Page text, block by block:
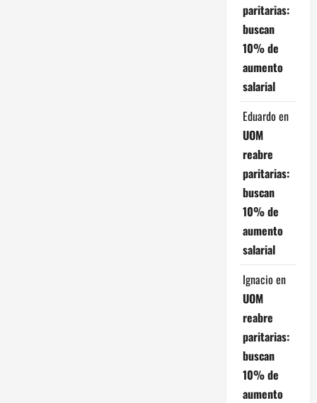
paritarias:
buscan
10% de
aumento
salarial
Eduardo en
UOM
reabre
paritarias:
buscan
10% de
aumento
salarial
Ignacio en
UOM
reabre
paritarias:
buscan
10% de
aumento